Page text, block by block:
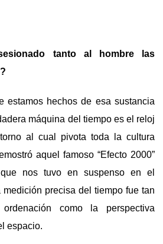
tanto al hombre las
estamos hechos de esa sustancia
máquina del tiempo es el reloj
al cual pivota toda la cultura
aquel famoso “Efecto 2000”
nos tuvo en suspenso en el
precisa del tiempo fue tan
como la perspectiva
espacio.